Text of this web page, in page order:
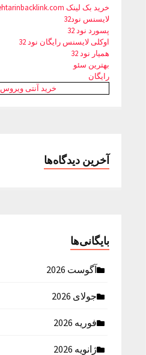
خرید بک لینک behtarinbacklink.com
لایسنس نود32
پسورد نود 32
اوکلی لایسنس رایگان نود 32
همیار نود 32
بهترین سئو
رایگان
خرید آنتی ویروس Kaspersky
آخرین دیدگاه‌ها
بایگانی‌ها
آگوست 2026
جولای 2026
فوریه 2026
ژانویه 2026